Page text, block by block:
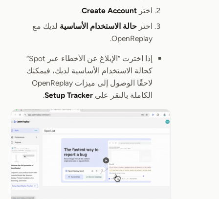
اختر Create Account
.
اختر حالة الاستخدام الأساسية لديك مع
OpenReplay.
إذا اخترت “الإبلاغ عن الأخطاء عبر Spot”
كحالة الاستخدام الأساسية لديك، فيمكنك
لاحقًا الوصول إلى ميزات OpenReplay
الكاملة بالنقر على Setup Tracker
.